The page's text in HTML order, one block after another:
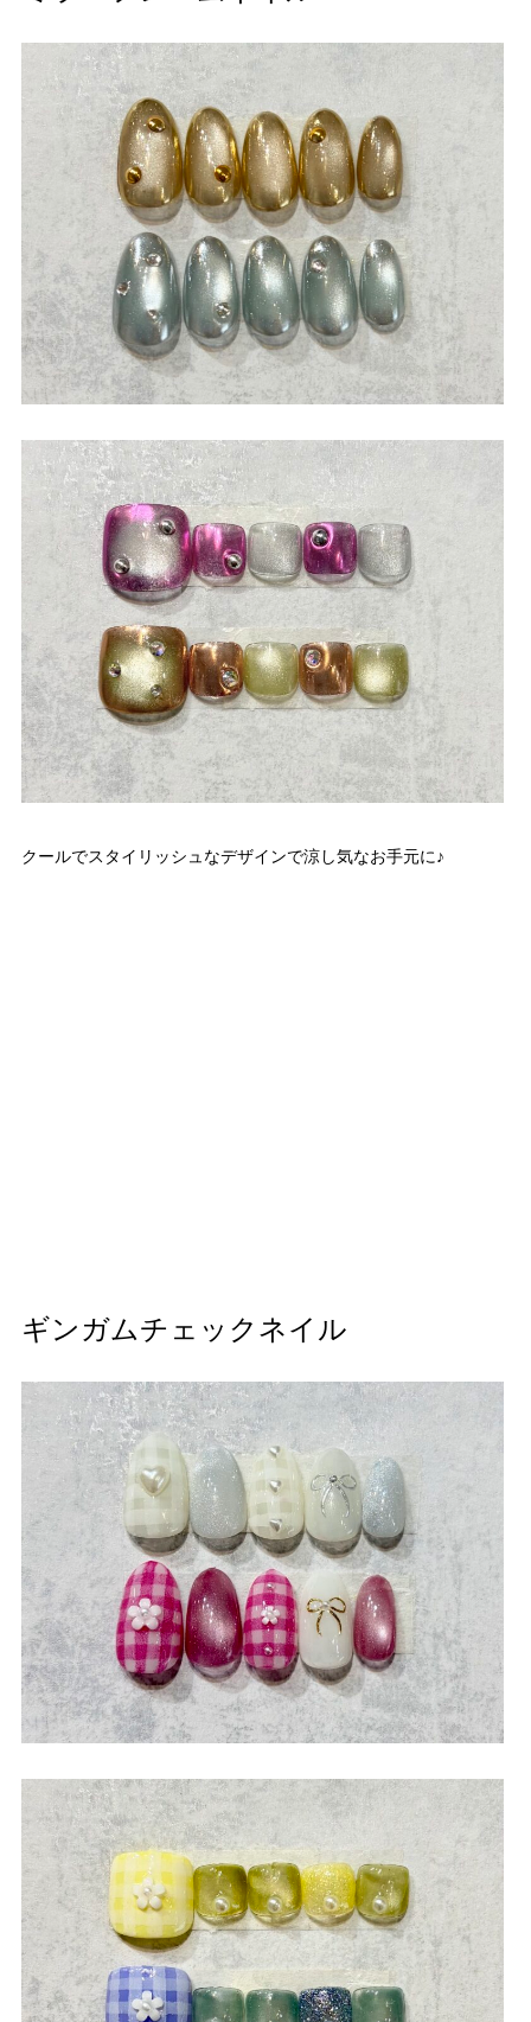
クールでスタイリッシュなデザインで涼し気なお手元に♪
ギンガムチェックネイル